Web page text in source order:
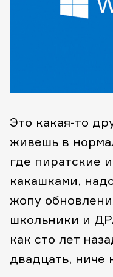
Это какая-то
живешь в
где пиратские
какашками,
жопу
школьники и
как сто лет
двадцать, ниче